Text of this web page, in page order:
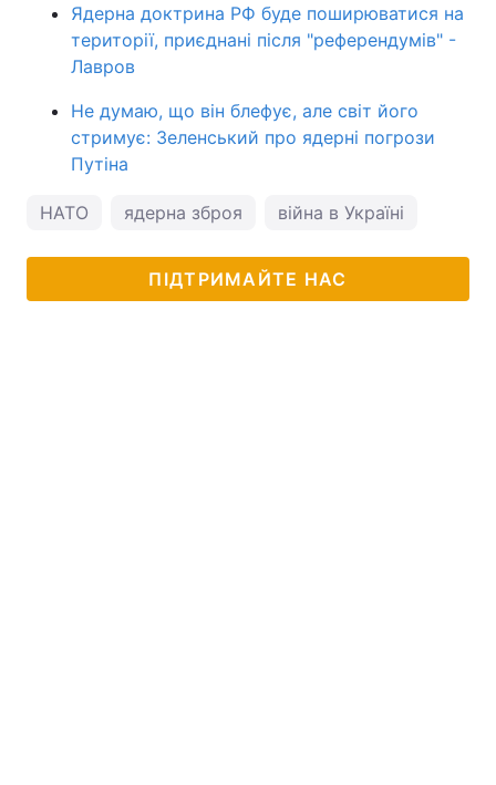
Ядерна доктрина РФ буде поширюватися на
території, приєднані після "референдумів" -
Лавров
Не думаю, що він блефує, але світ його
стримує: Зеленський про ядерні погрози
Путіна
НАТО ядерна зброя війна в Україні
ПІДТРИМАЙТЕ НАС